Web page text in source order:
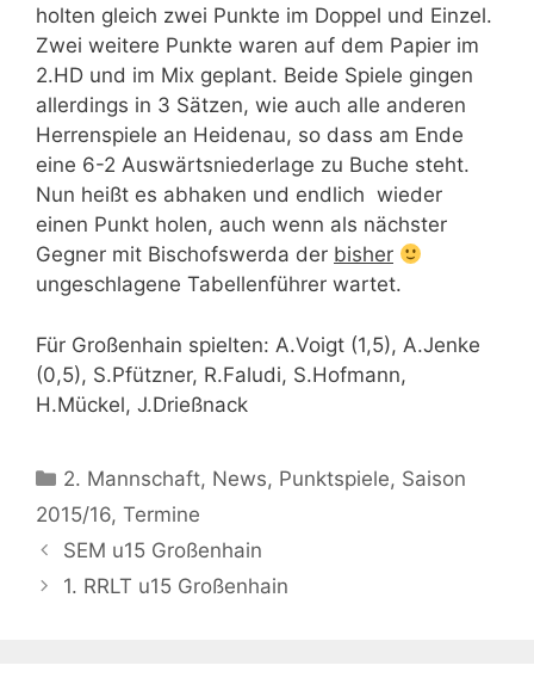
holten gleich zwei Punkte im Doppel und Einzel.
Zwei weitere Punkte waren auf dem Papier im
2.HD und im Mix geplant. Beide Spiele gingen
allerdings in 3 Sätzen, wie auch alle anderen
Herrenspiele an Heidenau, so dass am Ende
eine 6-2 Auswärtsniederlage zu Buche steht.
Nun heißt es abhaken und endlich wieder
einen Punkt holen, auch wenn als nächster
Gegner mit Bischofswerda der bisher
ungeschlagene Tabellenführer wartet.
Für Großenhain spielten: A.Voigt (1,5), A.Jenke
(0,5), S.Pfützner, R.Faludi, S.Hofmann,
H.Mückel, J.Drießnack
Kategorien
2. Mannschaft, News, Punktspiele, Saison
2015/16, Termine
SEM u15 Großenhain
1. RRLT u15 Großenhain